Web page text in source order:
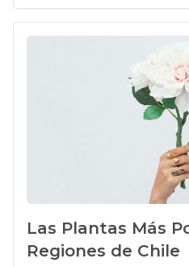
Las Plantas Más
Regiones de Chile